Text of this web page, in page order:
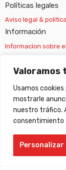
Valoramos
Usamos
mostrarle
nuestro tráfico.
consentimiento
Personalizar
Políticas legales
Aviso legal &
Información
Informacion sobre
Información sobre
Cambios y
Suscripción